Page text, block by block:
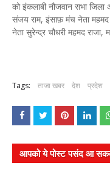
को इंकलाबी नौजवान सभा
संजय राम, इंसाफ़ मंच नेता महमद
नेता सुरेन्द्र चौधरी महमद राजा,
Tags: ताजा खबर देश प्रदेश
आपको ये पोस्ट पसंद आ